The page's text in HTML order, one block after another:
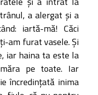
a alergat şi a
iartă-mă! Căci
am furat vasele. Şi
iar haina ta este la
pe toate. Iar
încredinţată inima